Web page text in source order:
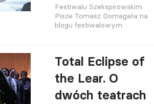
Festiwalu Szekspirowskim.
Pisze Tomasz Domagała na
blogu festiwalowym.
Total Eclipse of
the Lear. O
dwóch teatrach